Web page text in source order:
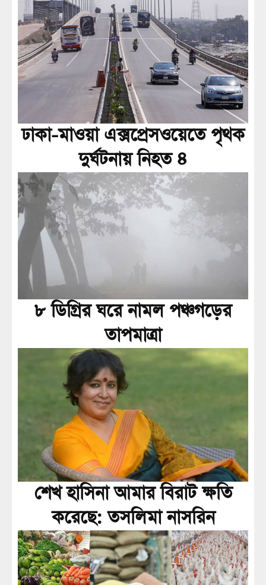
ঢাকা-মাওয়া এক্সপ্রেসওয়েতে পৃথক
দুর্ঘটনায় নিহত ৪
৮ ডিগ্রির ঘরে নামল পঞ্চগড়ের
তাপমাত্রা
শেখ হাসিনা আমার বিরাট ক্ষতি
করেছে: তসলিমা নাসরিন